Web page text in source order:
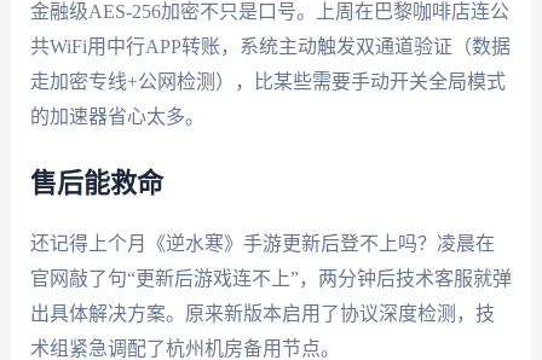
金融级AES-256加密不只是口号。上周在巴黎咖啡店连公
共WiFi用中行APP转账，系统主动触发双通道验证（数据
走加密专线+公网检测），比某些需要手动开关全局模式
的加速器省心太多。
售后能救命
还记得上个月《逆水寒》手游更新后登不上吗？凌晨在
官网敲了句“更新后游戏连不上”，两分钟后技术客服就弹
出具体解决方案。原来新版本启用了协议深度检测，技
术组紧急调配了杭州机房备用节点。